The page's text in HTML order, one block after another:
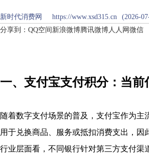
新时代消费网 https://www.xsd315.cn
分享到： QQ空间 新浪微博腾讯微博人人网 微信
一、支付宝支付积分：当
随着数字支付场景的普及，支付宝作为
用于兑换商品、服务或抵扣消费支出，
行业层面看，不同银行针对第三方支付